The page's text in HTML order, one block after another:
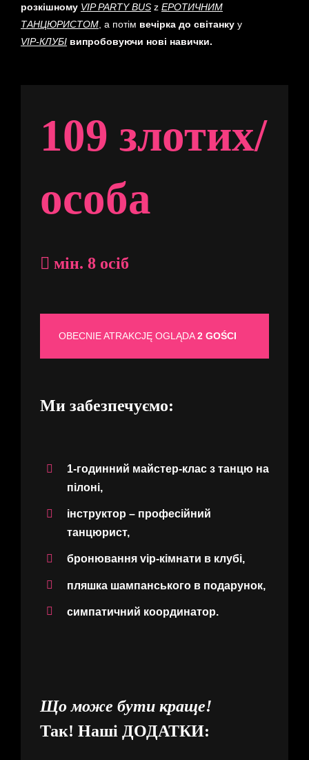
розкішному VIP PARTY BUSz ЕРОТИЧНИМ
ТАНЦЮРИСТОМ, а потім вечірка до світанкуу
VIP-КЛУБІ випробовуючи нові навички.
109 злотих/
особа
мін. 8 осіб
OBECNIE ATRAKCJĘ OGLĄDA2 GOŚCI
Ми забезпечуємо:
1-годинний майстер-клас з танцю на
пілоні,
інструктор – професійний
танцюрист,
бронювання vip-кімнати в клубі,
пляшка шампанського в подарунок,
симпатичний координатор.
Що може бути краще!
Так! Наші ДОДАТКИ: